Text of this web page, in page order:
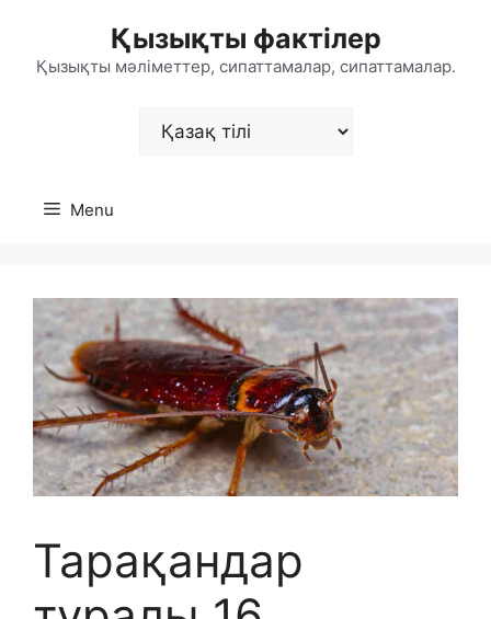
content
Қызықты фактілер
Қызықты мәліметтер, сипаттамалар, сипаттамалар.
Choose
Menu
Тарақандар